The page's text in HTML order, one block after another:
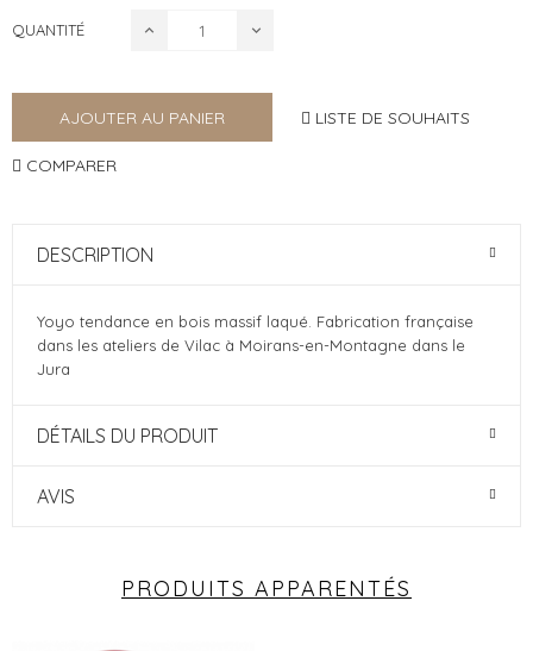
QUANTITÉ
AJOUTER AU PANIER LISTE DE SOUHAITS
COMPARER
DESCRIPTION
Yoyo tendance en bois massif laqué. Fabrication française
dans les ateliers de Vilac à Moirans-en-Montagne dans le
Jura
DÉTAILS DU PRODUIT
AVIS
PRODUITS APPARENTÉS